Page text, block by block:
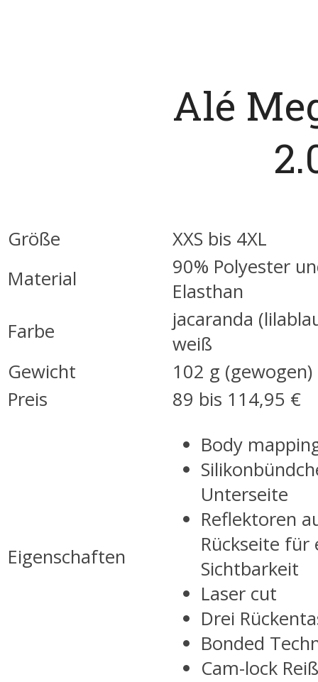
Alé
Größe
XXS bis 4XL
Material
90% Polyester
Elasthan
Farbe
jacaranda
weiß
Gewicht
102 g (gewogen)
Preis
89 bis 114,95 €
Eigenschaften
Body
Unterseite
Reflektoren
Rückseite für
Sichtbarkeit
Laser cut
Drei
Bonded
Cam-lock